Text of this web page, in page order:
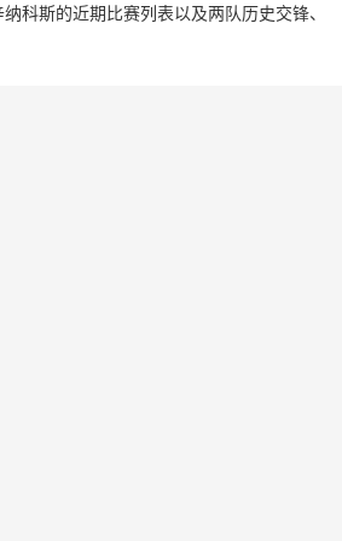
科斯的近期比赛列表以及两队历史交锋、